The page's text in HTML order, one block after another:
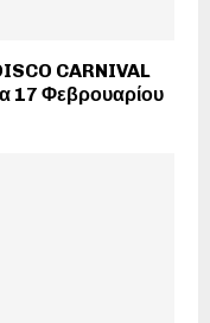
CARNIVAL
17 Φεβρουαρίου